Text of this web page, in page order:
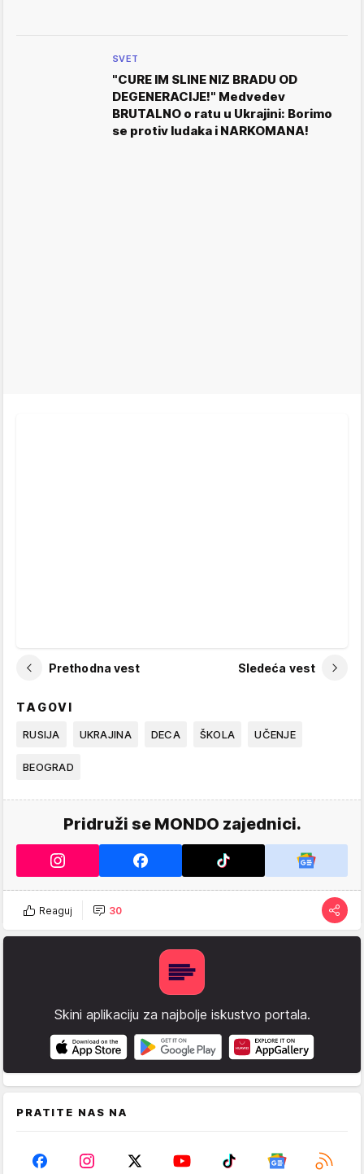
SVET
"CURE IM SLINE NIZ BRADU OD
DEGENERACIJE!" Medvedev
BRUTALNO o ratu u Ukrajini: Borimo
se protiv ludaka i NARKOMANA!
Prethodna vest Sledeća vest
TAGOVI
RUSIJA UKRAJINA DECA ŠKOLA UČENJE
BEOGRAD
Pridruži se MONDO zajednici.
Reaguj 30
Skini aplikaciju za najbolje iskustvo portala.
PRATITE NAS NA